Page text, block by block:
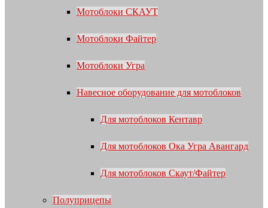
Мотоблоки СКАУТ
Мотоблоки Файтер
Мотоблоки Угра
Навесное оборудование для мотоблоков
Для мотоблоков Кентавр
Для мотоблоков Ока Угра Авангард
Для мотоблоков Скаут/Файтер
Полуприцепы